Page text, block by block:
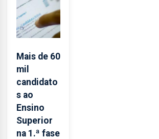
Mais de 60
mil
candidato
s ao
Ensino
Superior
na 1.ª fase